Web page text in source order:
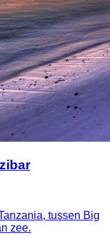
tussen Big
zee.